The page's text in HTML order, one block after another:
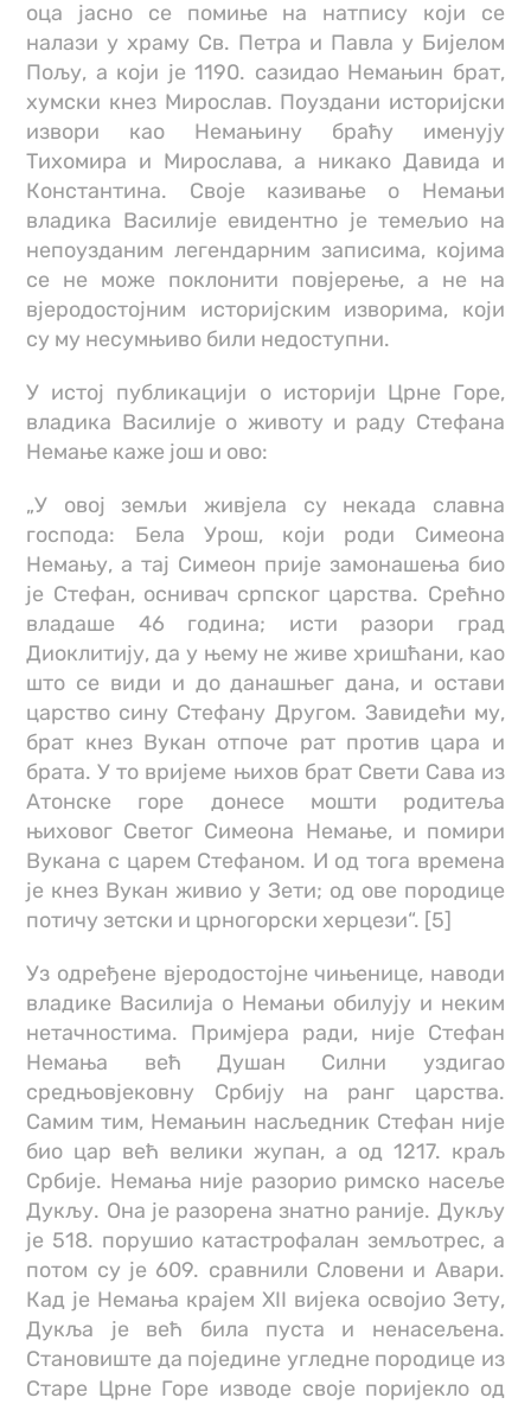
оца јасно се помиње на натпису који се
налази у храму Св. Петра и Павла у Бијелом
Пољу, а који је 1190. сазидао Немањин брат,
хумски кнез Мирослав. Поуздани историјски
извори као Немањину браћу именују
Тихомира и Мирослава, а никако Давида и
Константина. Своје казивање о Немањи
владика Василије евидентно је темељио на
непоузданим легендарним записима, којима
се не може поклонити повјерење, а не на
вјеродостојним историјским изворима, који
су му несумњиво били недоступни.
У истој публикацији о историји Црне Горе,
владика Василије о животу и раду Стефана
Немање каже још и ово:
„У овој земљи живјела су некада славна
господа: Бела Урош, који роди Симеона
Немању, а тај Симеон прије замонашења био
је Стефан, оснивач српског царства. Срећно
владаше 46 година; исти разори град
Диоклитију, да у њему не живе хришћани, као
што се види и до данашњег дана, и остави
царство сину Стефану Другом. Завидећи му,
брат кнез Вукан отпоче рат против цара и
брата. У то вријеме њихов брат Свети Сава из
Атонске горе донесе мошти родитеља
њиховог Светог Симеона Немање, и помири
Вукана с царем Стефаном. И од тога времена
је кнез Вукан живио у Зети; од ове породице
потичу зетски и црногорски херцези“. [5]
Уз одређене вјеродостојне чињенице, наводи
владике Василија о Немањи обилују и неким
нетачностима. Примјера ради, није Стефан
Немања већ Душан Силни уздигао
средњовјековну Србију на ранг царства.
Самим тим, Немањин насљедник Стефан није
био цар већ велики жупан, а од 1217. краљ
Србије. Немања није разорио римско насеље
Дукљу. Она је разорена знатно раније. Дукљу
је 518. порушио катастрофалан земљотрес, а
потом су је 609. сравнили Словени и Авари.
Кад је Немања крајем XII вијека освојио Зету,
Дукља је већ била пуста и ненасељена.
Становиште да поједине угледне породице из
Старе Црне Горе изводе своје поријекло од